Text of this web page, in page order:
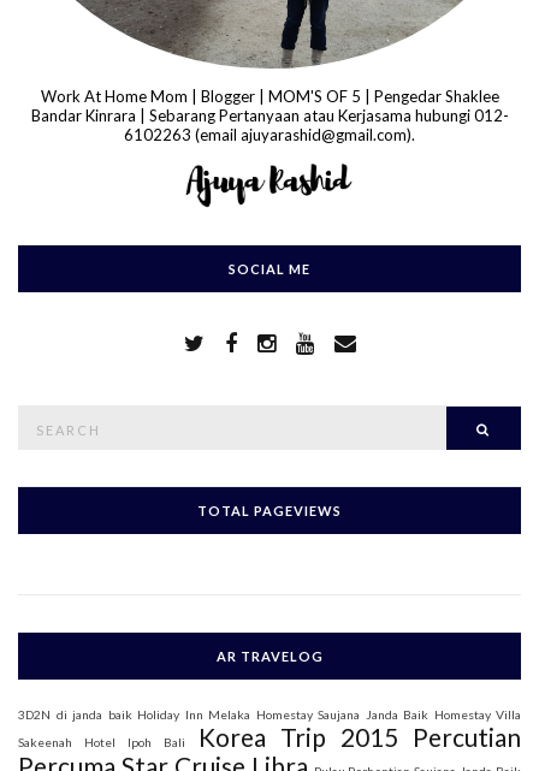
Work At Home Mom | Blogger | MOM'S OF 5 | Pengedar Shaklee
Bandar Kinrara | Sebarang Pertanyaan atau Kerjasama hubungi 012-
6102263 (email ajuyarashid@gmail.com).
SOCIAL ME
c
f
TOTAL PAGEVIEWS
AR TRAVELOG
3D2N di janda baik Holiday Inn Melaka Homestay Saujana Janda Baik Homestay Villa
Sakeenah
Hotel Ipoh Bali Korea Trip 2015 Percutian